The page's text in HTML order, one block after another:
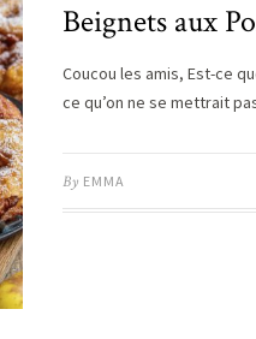
Beignets aux
Coucou les amis, Est-ce
ce qu’on ne se mettrait
By EMMA